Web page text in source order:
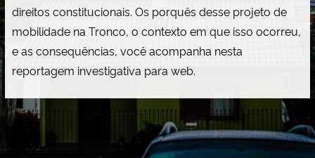
direitos constitucionais. Os porquês desse projeto de
mobilidade na Tronco, o contexto em que isso ocorreu,
e as consequências, você acompanha nesta
reportagem investigativa para web.